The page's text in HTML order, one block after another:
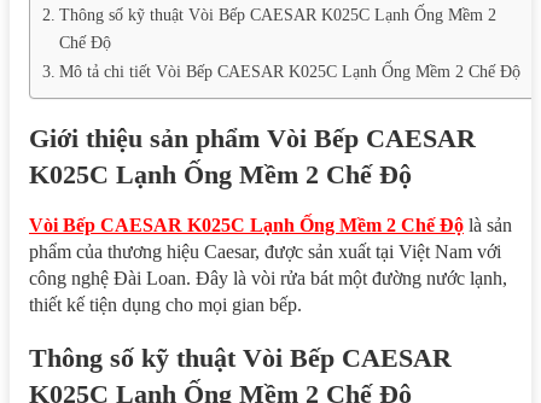
Thông số kỹ thuật Vòi Bếp CAESAR K025C Lạnh Ống Mềm 2
Chế Độ
Mô tả chi tiết Vòi Bếp CAESAR K025C Lạnh Ống Mềm 2 Chế Độ
Giới thiệu sản phẩm Vòi Bếp CAESAR
K025C Lạnh Ống Mềm 2 Chế Độ
Vòi Bếp CAESAR K025C Lạnh Ống Mềm 2 Chế Độ là sản
phẩm của thương hiệu Caesar, được sản xuất tại Việt Nam với
công nghệ Đài Loan. Đây là vòi rửa bát một đường nước lạnh,
thiết kế tiện dụng cho mọi gian bếp.
Thông số kỹ thuật Vòi Bếp CAESAR
K025C Lạnh Ống Mềm 2 Chế Độ